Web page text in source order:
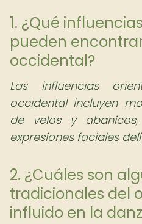
1. ¿Qué
pueden
occidental?
Las influencias
occidental incluyen
de velos y
expresiones faciales
2. ¿Cuáles son
tradicionales del
influido en la